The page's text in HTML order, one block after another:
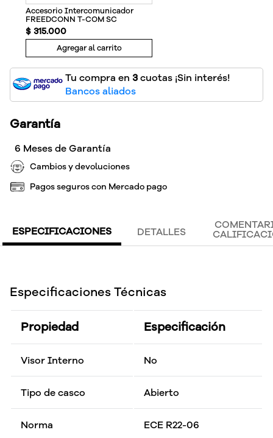
Accesorio Intercomunicador
FREEDCONN T-COM SC
$ 315.000
Agregar al carrito
Tu compra en 3cuotas ¡Sin interés!
Bancos aliados
Garantía
6 Meses de Garantía
Cambios y devoluciones
Pagos seguros con Mercado pago
ESPECIFICACIONES DETALLES
Especificaciones Técnicas
Propiedad Especificación
Visor Interno No
Tipo de casco Abierto
Norma ECE R22-06